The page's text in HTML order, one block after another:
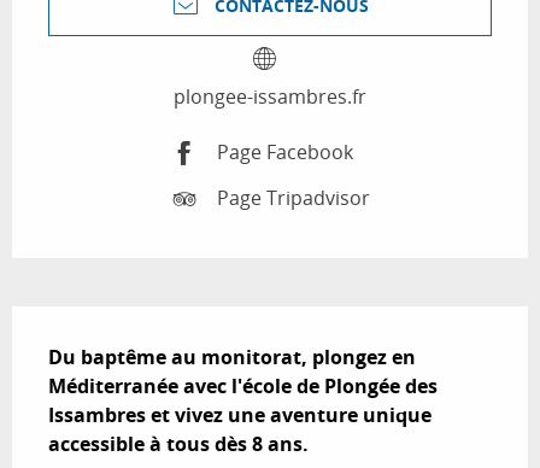
CONTACTEZ-NOUS
plongee-issambres.fr
Page Facebook
Page Tripadvisor
Du baptême au monitorat, plongez en
Méditerranée avec l'école de Plongée des
Issambres et vivez une aventure unique
accessible à tous dès 8 ans.